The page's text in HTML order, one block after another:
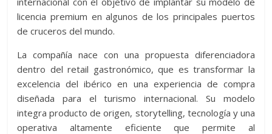
licencia premium en algunos de los principales puertos
de cruceros del mundo.
La compañía nace con una propuesta diferenciadora
dentro del retail gastronómico, que es transformar la
excelencia del ibérico en una experiencia de compra
diseñada para el turismo internacional. Su modelo
integra producto de origen, storytelling, tecnología y una
operativa altamente eficiente que permite al